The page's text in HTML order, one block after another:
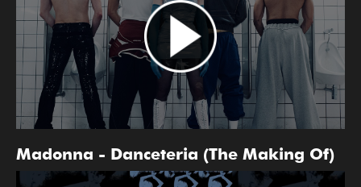
Madonna - Danceteria (The Making Of)